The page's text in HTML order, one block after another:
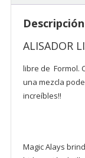
Descripción
ALISADOR
libre de Formol.
una mezcla
increíbles!!
Magic Alays